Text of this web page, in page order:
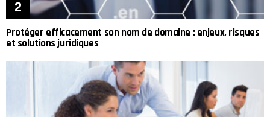
Protéger efficacement son nom de domaine : enjeux, risques
et solutions juridiques